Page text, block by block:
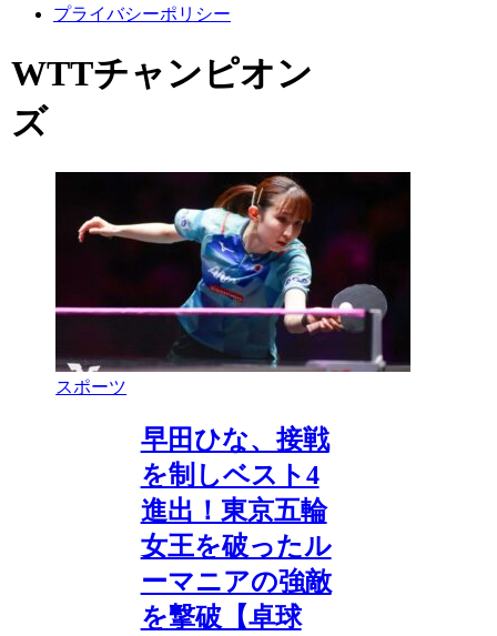
プライバシーポリシー
WTTチャンピオン
ズ
スポーツ
早田ひな、接戦
を制しベスト4
進出！東京五輪
女王を破ったル
ーマニアの強敵
を撃破【卓球